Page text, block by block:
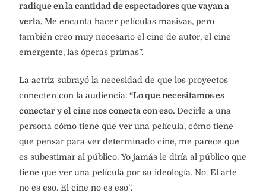
radique en la cantidad de espectadores que vayan a
verla. Me encanta hacer películas masivas, pero
también creo muy necesario el cine de autor, el cine
emergente, las óperas primas”.
La actriz subrayó la necesidad de que los proyectos
conecten con la audiencia: “Lo que necesitamos es
conectar y el cine nos conecta con eso. Decirle a una
persona cómo tiene que ver una película, cómo tiene
que pensar para ver determinado cine, me parece que
es subestimar al público. Yo jamás le diría al público que
tiene que ver una película por su ideología. No. El arte
no es eso. El cine no es eso”.